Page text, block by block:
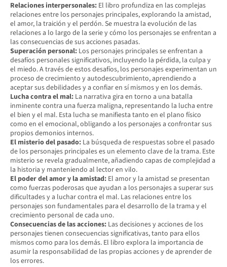
Relaciones interpersonales: El libro profundiza en las complejas
relaciones entre los personajes principales, explorando la amistad,
el amor, la traición y el perdón. Se muestra la evolución de las
relaciones a lo largo de la serie y cómo los personajes se enfrentan a
las consecuencias de sus acciones pasadas.
Superación personal: Los personajes principales se enfrentan a
desafíos personales significativos, incluyendo la pérdida, la culpa y
el miedo. A través de estos desafíos, los personajes experimentan un
proceso de crecimiento y autodescubrimiento, aprendiendo a
aceptar sus debilidades y a confiar en sí mismos y en los demás.
Lucha contra el mal: La narrativa gira en torno a una batalla
inminente contra una fuerza maligna, representando la lucha entre
el bien y el mal. Esta lucha se manifiesta tanto en el plano físico
como en el emocional, obligando a los personajes a confrontar sus
propios demonios internos.
El misterio del pasado: La búsqueda de respuestas sobre el pasado
de los personajes principales es un elemento clave de la trama. Este
misterio se revela gradualmente, añadiendo capas de complejidad a
la historia y manteniendo al lector en vilo.
El poder del amor y la amistad: El amor y la amistad se presentan
como fuerzas poderosas que ayudan a los personajes a superar sus
dificultades y a luchar contra el mal. Las relaciones entre los
personajes son fundamentales para el desarrollo de la trama y el
crecimiento personal de cada uno.
Consecuencias de las acciones: Las decisiones y acciones de los
personajes tienen consecuencias significativas, tanto para ellos
mismos como para los demás. El libro explora la importancia de
asumir la responsabilidad de las propias acciones y de aprender de
los errores.